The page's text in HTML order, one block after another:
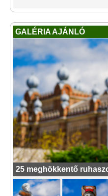
GALÉRIA AJÁNLÓ
25 meghökkentő